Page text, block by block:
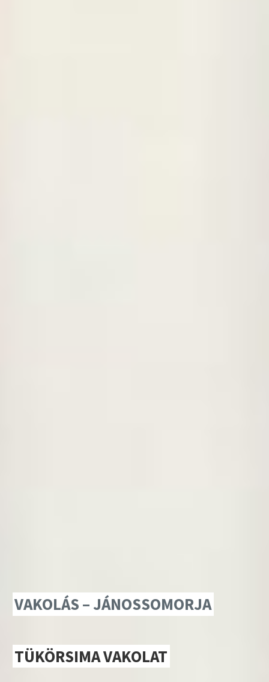
VAKOLÁS – JÁNOSSOMORJA
TÜKÖRSIMA VAKOLAT